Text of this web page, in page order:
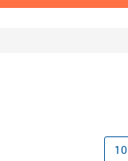
10